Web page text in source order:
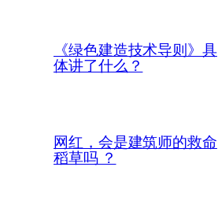
《绿色建造技术导则》具
体讲了什么？
网红，会是建筑师的救命
稻草吗 ？